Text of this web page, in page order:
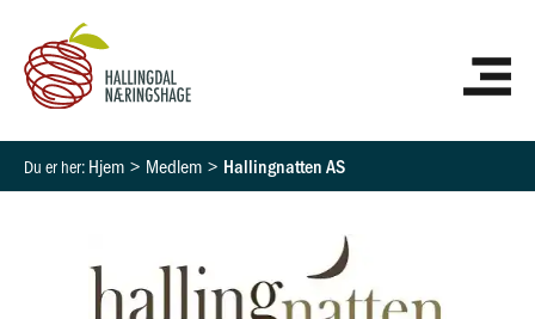
innholdet
Hjem Medlem Hallingnatten AS